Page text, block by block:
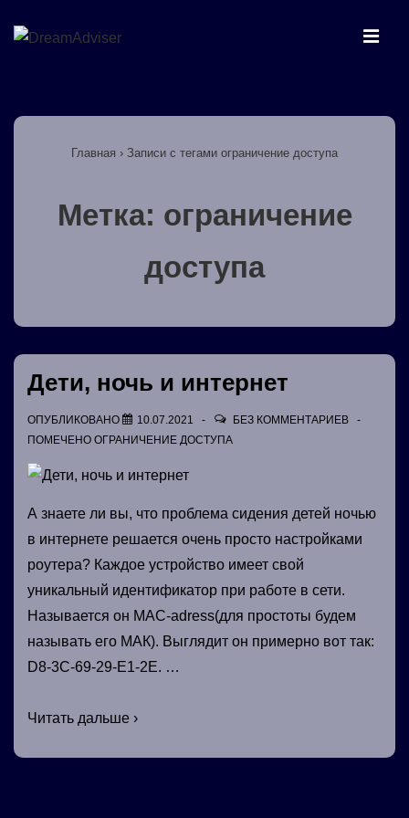
Перейти
содержимому
навигация
Главная › Записи с тегами ограничение доступа
Метка: ограничение
доступа
Дети, ночь и интернет
ОПУБЛИКОВАНО 10.07.2021
БЕЗ КОММЕНТАРИЕВ
ПОМЕЧЕНО ОГРАНИЧЕНИЕ ДОСТУПА
А знаете ли вы, что проблема сидения детей ночью
в интернете решается очень просто настройками
роутера? Каждое устройство имеет свой
уникальный идентификатор при работе в сети.
Называется он MAC-adress(для простоты будем
называть его МАК). Выглядит он примерно вот так:
D8-3C-69-29-E1-2E. …
Дети,
Читать дальше ›